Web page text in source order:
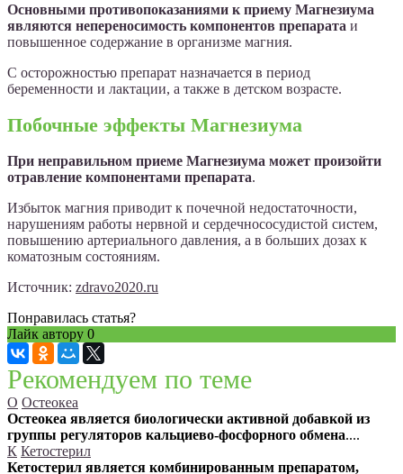
Основными противопоказаниями к приему Магнезиума
являются непереносимость компонентов препарата и
повышенное содержание в организме магния.
С осторожностью препарат назначается в период
беременности и лактации, а также в детском возрасте.
Побочные эффекты Магнезиума
При неправильном приеме Магнезиума может произойти
отравление компонентами препарата.
Избыток магния приводит к почечной недостаточности,
нарушениям работы нервной и сердечнососудистой систем,
повышению артериального давления, а в больших дозах к
коматозным состояниям.
Источник: zdravo2020.ru
Понравилась статья?
Лайк автору 0
Рекомендуем по теме
О Остеокеа
Остеокеа является биологически активной добавкой из
группы регуляторов кальциево-фосфорного обмена....
К Кетостерил
Кетостерил является комбинированным препаратом,